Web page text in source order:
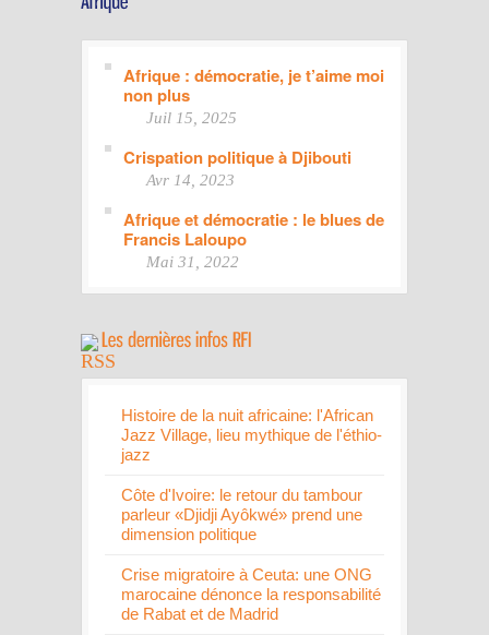
Afrique : démocratie, je t’aime moi
non plus
Juil 15, 2025
Crispation politique à Djibouti
Avr 14, 2023
Afrique et démocratie : le blues de
Francis Laloupo
Mai 31, 2022
Histoire de la nuit africaine: l'African
Jazz Village, lieu mythique de l'éthio-
jazz
Côte d'Ivoire: le retour du tambour
parleur «Djidji Ayôkwé» prend une
dimension politique
Crise migratoire à Ceuta: une ONG
marocaine dénonce la responsabilité
de Rabat et de Madrid